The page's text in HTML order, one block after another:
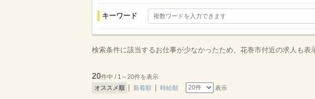
キーワード
検索条件に該当するお仕事が少なかったため、花巻市付近の求人も表
20件中 / 1～20件を表示
オススメ順
新着順 時給順 表示